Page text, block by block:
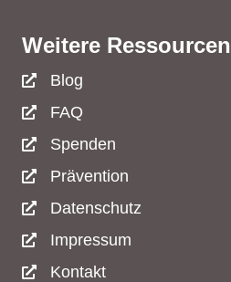
Weitere Ressourcen
Blog
FAQ
Spenden
Prävention
Datenschutz
Impressum
Kontakt